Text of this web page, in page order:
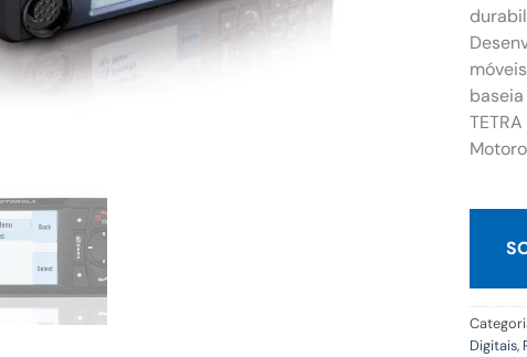
Digitais,